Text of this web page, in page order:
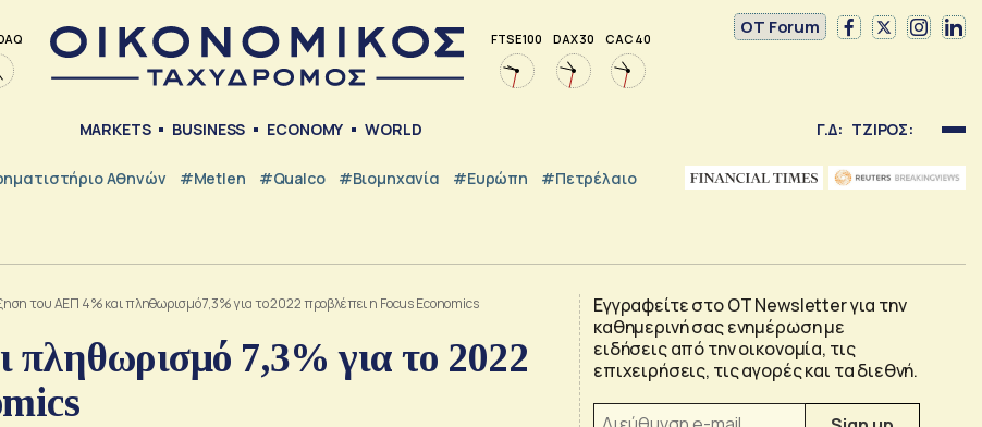
FTSE 100 DAX 30 CAC 40
OT Forum
MARKETS BUSINESS ECONOMY WORLD Γ.Δ: ΤΖΙΡΟΣ:
Αθηνών #metlen #Qualco #Βιομηχανία #Ευρώπη #Πετρέλαιο
του ΑΕΠ 4% και πληθωρισμό 7,3% για το 2022 προβλέπει η Focus Economics
7,3% για το 2022
Εγγραφείτε στο OT Newsletter για την
καθημερινή σας ενημέρωση με
ειδήσεις από την οικονομία, τις
επιχειρήσεις, τις αγορές και τα διεθνή.